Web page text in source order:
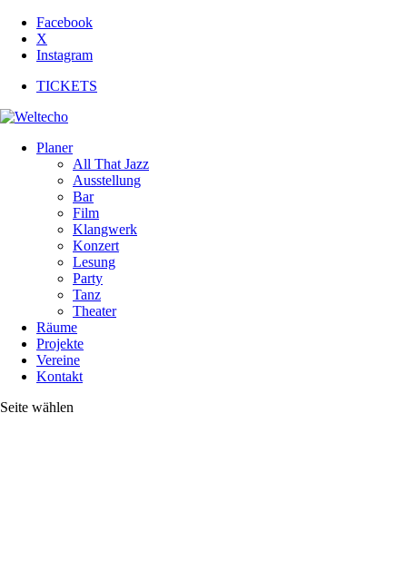
Facebook
X
Instagram
TICKETS
Planer
All That Jazz
Ausstellung
Bar
Film
Klangwerk
Konzert
Lesung
Party
Tanz
Theater
Räume
Projekte
Vereine
Kontakt
Seite wählen